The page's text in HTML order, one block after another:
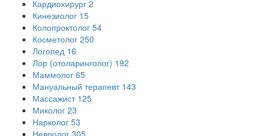
Кардиохирург 2
Кинезиолог 15
Колопроктолог 54
Косметолог 250
Логопед 16
Лор (отоларинголог) 192
Маммолог 65
Мануальный терапевт 143
Массажист 125
Миколог 23
Нарколог 53